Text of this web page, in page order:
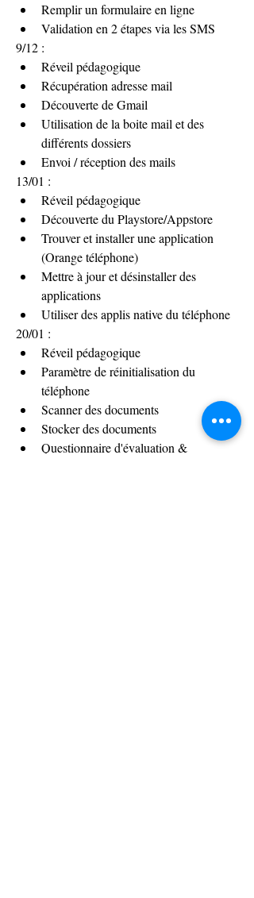
Remplir un formulaire en ligne
Validation en 2 étapes via les SMS
9/12 :
Réveil pédagogique
Récupération adresse mail
Découverte de Gmail
Utilisation de la boite mail et des
différents dossiers
Envoi / réception des mails
13/01 :
Réveil pédagogique
Découverte du Playstore/Appstore
Trouver et installer une application
(Orange téléphone)
Mettre à jour et désinstaller des
applications
Utiliser des applis native du téléphone
20/01 :
Réveil pédagogique
Paramètre de réinitialisation du
téléphone
Scanner des documents
Stocker des documents
Questionnaire d'évaluation &